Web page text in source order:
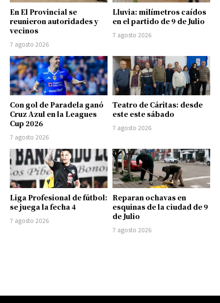
En El Provincial se
reunieron autoridades y
vecinos
7 agosto 2026
Lluvia: milímetros caídos
en el partido de 9 de Julio
7 agosto 2026
Con gol de Paradela ganó
Cruz Azul en la Leagues
Cup 2026
7 agosto 2026
Teatro de Cáritas: desde
este este sábado
7 agosto 2026
Liga Profesional de fútbol:
se juega la fecha 4
7 agosto 2026
Reparan ochavas en
esquinas de la ciudad de 9
de Julio
7 agosto 2026